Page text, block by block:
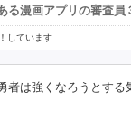
る漫画アプリの審査
しています
者は強くなろうとする